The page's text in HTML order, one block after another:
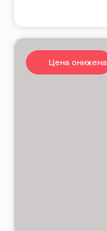
Цена снижена